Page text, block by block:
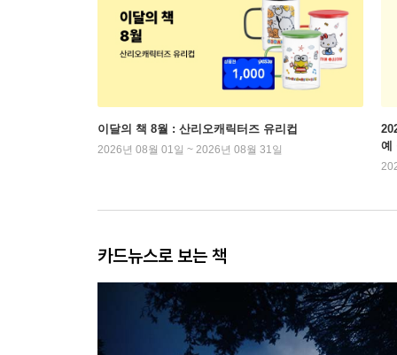
이달의 책 8월 : 산리오캐릭터즈 유리컵
2026년 08월 01일 ~ 2026년 08월 31일
예
카드뉴스로 보는 책